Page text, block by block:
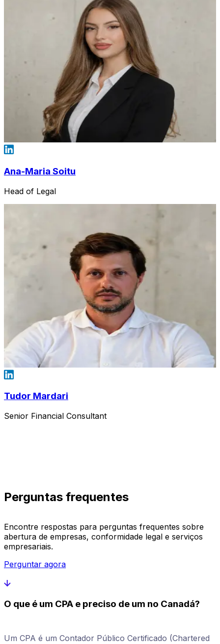
Ana-Maria Soitu
Head of Legal
Tudor Mardari
Senior Financial Consultant
Perguntas frequentes
Encontre respostas para perguntas frequentes sobre
abertura de empresas, conformidade legal e serviços
empresariais.
Perguntar agora
O que é um CPA e preciso de um no Canadá?
Um CPA é um Contador Público Certificado (Chartered